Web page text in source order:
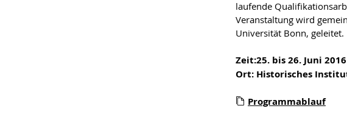
laufende
Veranstaltung wird
Universität Bonn, geleitet.
Zeit:25. bis 26. Juni 2016
Ort: Historisches
Programmablauf